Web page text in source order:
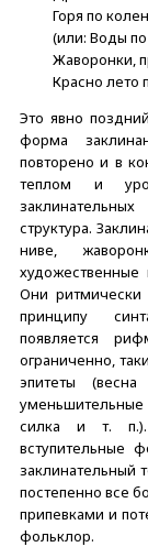
Горя по
(или: Воды
Жаворонки,
Красно лето
Это явно
форма
повторено и в
теплом и
структура.
ниве,
Они ритмически
принципу
появляется
ограниченно,
эпитеты
силка и т. п.).
вступительные
заклинательный
постепенно все
припевками и
фольклор.